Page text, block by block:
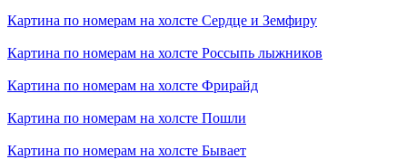
Картина по номерам на холсте Сердце и Земфиру
Картина по номерам на холсте Россыпь лыжников
Картина по номерам на холсте Фрирайд
Картина по номерам на холсте Пошли
Картина по номерам на холсте Бывает